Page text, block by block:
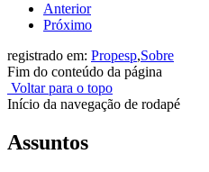
Anterior
Próximo
registrado em: Propesp,Sobre
Fim do conteúdo da página
Voltar para o topo
Início da navegação de rodapé
Assuntos